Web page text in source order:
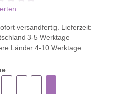
Bewertung von 0 von 5 Sternen
versandfertig. Lieferzeit:
3-5 Werktage
Länder 4-10 Werktage